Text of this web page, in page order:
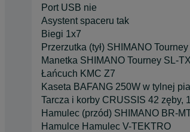
Port USB nie
Asystent spaceru tak
Biegi 1x7
Przerzutka (tył) SHIMANO
Manetka SHIMANO Tourney SL-
Łańcuch KMC Z7
Kaseta BAFANG 250W w tylnej
Tarcza i korby CRUSSIS 42 zęby,
Hamulec (przód) SHIMANO BR-
Hamulce Hamulec V-TEKTRO